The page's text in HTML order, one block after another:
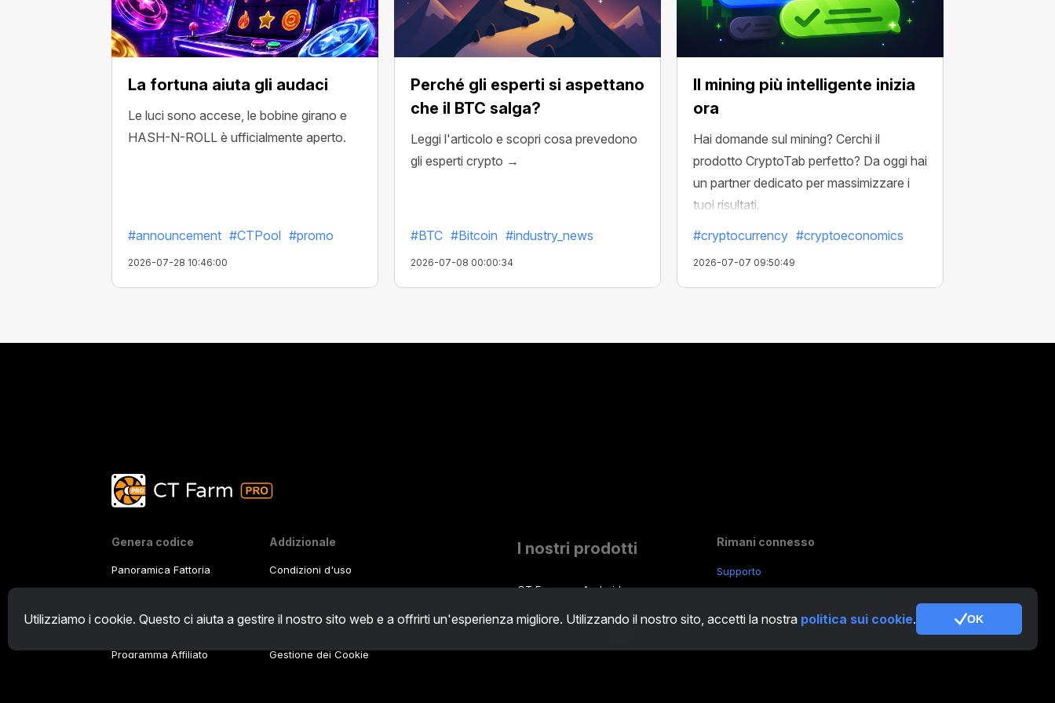
La fortuna aiuta gli audaci
Le luci sono accese, le bobine girano e
HASH-N-ROLL è ufficialmente aperto.
#announcement #CTPool #promo
2026-07-28 10:46:00
Perché gli esperti si aspettano
che il BTC salga?
Leggi l'articolo e scopri cosa prevedono
gli esperti crypto →
#BTC #Bitcoin #industry_news
2026-07-08 00:00:34
Il mining più intelligente inizia
ora
Hai domande sul mining? Cerchi il
prodotto CryptoTab perfetto? Da oggi hai
un partner dedicato per massimizzare i
tuoi risultati.
#cryptocurrency #cryptoeconomics
2026-07-07 09:50:49
Utilizziamo i cookie. Questo ci aiuta a gestire il nostro sito web e a offrirti un'esperienza migliore. Utilizzando il nostro sito, accetti la nostra politica sui cookie. OK
Genera codice
Panoramica Fattoria
CryptoTab
Programma Affiliato
Addizionale
Condizioni d'uso
Politica della privacy
Gestione dei Cookie
I nostri prodotti
CT Farm per Android
CT Farm per iOS
Rimani connesso
Supporto